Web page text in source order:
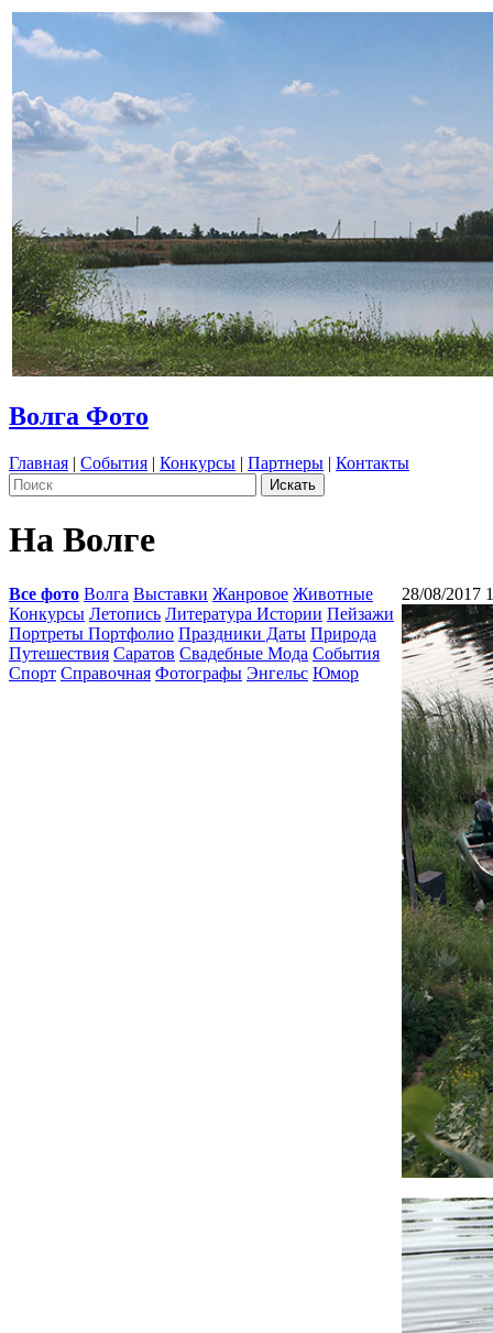
Волга Фото
Главная | События | Конкурсы | Партнеры | Контакты
На Волге
Все фото Волга Выставки Жанровое Животные
Конкурсы Летопись Литература Истории Пейзажи
Портреты Портфолио Праздники Даты Природа
Путешествия Саратов Свадебные Мода События
Спорт Справочная Фотографы Энгельс Юмор
28/08/2017